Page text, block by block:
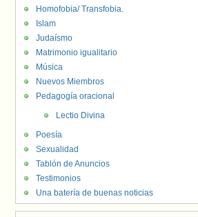
Homofobia/ Transfobia.
Islam
Judaísmo
Matrimonio igualitario
Música
Nuevos Miembros
Pedagogía oracional
Lectio Divina
Poesía
Sexualidad
Tablón de Anuncios
Testimonios
Una batería de buenas noticias